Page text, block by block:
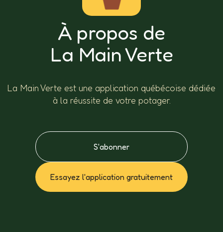
À propos de
La Main Verte
La Main Verte est une application québécoise dédiée
à la réussite de votre potager.
S'abonner
Essayez l'application gratuitement